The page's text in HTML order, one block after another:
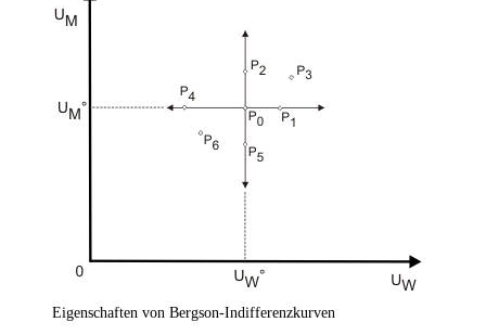
Eigenschaften von Bergson-Indifferenzkurven